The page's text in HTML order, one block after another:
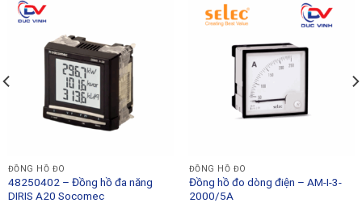
ĐỒNG HỒ ĐO
48250402 – Đồng hồ đa năng
DIRIS A20 Socomec
ĐỒNG HỒ ĐO
Đồng hồ đo dòng điện – AM-I-3-
2000/5A